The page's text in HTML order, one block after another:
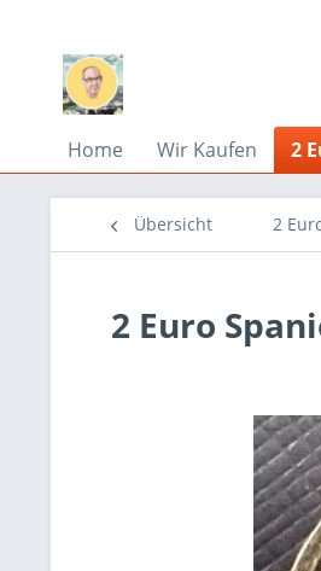
Home Wir Kaufen 2
Übersicht 2
2 Euro